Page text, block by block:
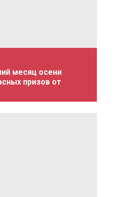
месяц осени
призов от